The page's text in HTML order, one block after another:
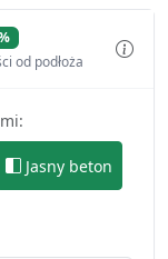
od podłoża
Jasny beton